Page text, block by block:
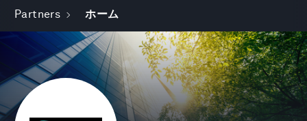
Partners ホーム